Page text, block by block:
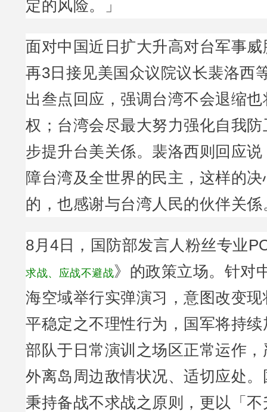
定的风险。」
面对中国近日扩大升高对台军事
再3日接见美国众议院议长裴洛西
出叁点回应，强调台湾不会退缩
权；台湾会尽最大努力强化自我
步提升台美关係。裴洛西则回应
障台湾及全世界的民主，这样的
的，也感谢与台湾人民的伙伴关係
8月4日，国防部发言人粉丝专业
求战、应战不避战》的政策立场。针对
海空域举行实弹演习，意图改变
平稳定之不理性行为，国军将持
部队于日常演训之场区正常运作
外离岛周边敌情状况、适切应处
秉持备战不求战之原则，更以「